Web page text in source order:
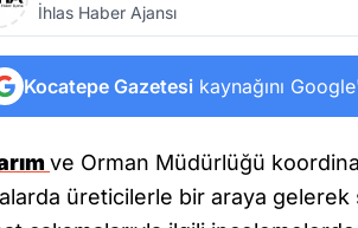
İhlas Haber Ajansı
Kocatepe Gazetesi kaynağını
ve Orman Müdürlüğü
üreticilerle bir araya